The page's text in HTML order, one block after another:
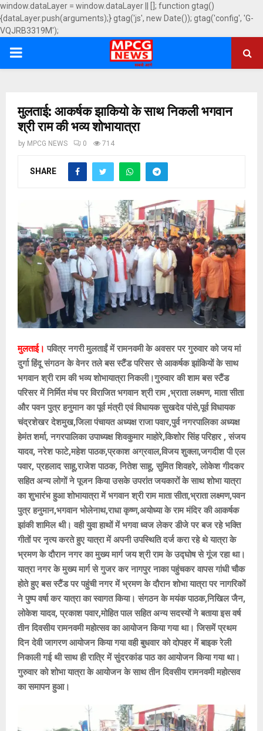
window.dataLayer = window.dataLayer || []; function gtag()
{dataLayer.push(arguments);} gtag('js', new Date()); gtag('config', 'G-
VQJRB3319M');
PRIMARY
मुलताई: आकर्षक झाकियो के साथ निकली भगवान
श्री राम की भव्य शोभायात्रा
by MPCG NEWS 0 714
SHARE
मुलताई। पवित्र नगरी मुलताईं में रामनवमी के अवसर पर गुरुवार को जय मां
दुर्गा हिंदू संगठन के वेनर तले बस स्टैंड परिसर से आकर्षक झांकियों के साथ
भगवान श्री राम की भव्य शोभायात्रा निकली।गुरुवार की शाम बस स्टैंड
परिसर में निर्मित मंच पर विराजित भगवान श्री राम ,भ्राता लक्ष्मण, माता सीता
और पवन पुत्र हनुमान का पूर्व मंत्री एवं विधायक सुखदेव पांसे,पूर्व विधायक
चंद्रशेखर देशमुख,जिला पंचायत अध्यक्ष राजा पवार,पुर्व नगरपालिका अध्यक्ष
हेमंत शर्मा, नगरपालिका उपाध्यक्ष शिवकुमार माहोरे,किशोर सिंह परिहार , संजय
यादव, नरेश फाटे,महेश पाठक,प्रकाश अग्रवाल,विजय शुक्ला,जगदीश पी एल
पवार, प्रहलाद साहू,राजेश पाठक, नितेश साहू, सुमित शिवहरे, लोकेश गीदकर
सहित अन्य लोगों ने पूजन किया उसके उपरांत जयकारों के साथ शोभा यात्रा
का शुभारंभ हुआ शोभायात्रा में भगवान श्री राम माता सीता,भ्राता लक्ष्मण,पवन
पुत्र हनुमान,भगवान भोलेनाथ,राधा कृष्ण,अयोध्या के राम मंदिर की आकर्षक
झांकी शामिल थी। वही युवा हाथों में भगवा ध्वज लेकर डीजे पर बज रहे भक्ति
गीतों पर नृत्य करते हुए यात्रा में अपनी उपस्थिति दर्ज करा रहे थे यात्रा के
भ्रमण के दौरान नगर का मुख्य मार्ग जय श्री राम के उद्घोष से गूंज रहा था।
यात्रा नगर के मुख्य मार्ग से गुजर कर नागपुर नाका पहुंचकर वापस गांधी चौक
होते हुए बस स्टैंड पर पहुंची नगर में भ्रमण के दौरान शोभा यात्रा पर नागरिकों
ने पुष्प वर्षा कर यात्रा का स्वागत किया। संगठन के मयंक पाठक,निखिल जैन,
लोकेश यादव, प्रकाश पवार,मोहित पाल सहित अन्य सदस्यों ने बताया इस वर्ष
तीन दिवसीय रामनवमी महोत्सव का आयोजन किया गया था। जिसमें प्रथम
दिन देवी जागरण आयोजन किया गया वही बुधवार को दोपहर में बाइक रेली
निकाली गई थी साथ ही रात्रि में सुंदरकांड पाठ का आयोजन किया गया था।
गुरुवार को शोभा यात्रा के आयोजन के साथ तीन दिवसीय रामनवमी महोत्सव
का समापन हुआ।